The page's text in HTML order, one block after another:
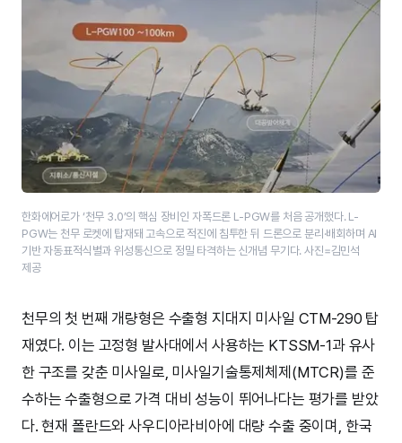
한화에어로가 ‘천무 3.0’의 핵심 장비인 자폭드론 L-PGW를 처음 공개했다. L-
PGW는 천무 로켓에 탑재돼 고속으로 적진에 침투한 뒤 드론으로 분리·배회하며 AI
기반 자동표적식별과 위성통신으로 정밀 타격하는 신개념 무기다. 사진=김민석
제공
천무의 첫 번째 개량형은 수출형 지대지 미사일 CTM-290 탑
재였다. 이는 고정형 발사대에서 사용하는 KTSSM-1과 유사
한 구조를 갖춘 미사일로, 미사일기술통제체제(MTCR)를 준
수하는 수출형으로 가격 대비 성능이 뛰어나다는 평가를 받았
다. 현재 폴란드와 사우디아라비아에 대량 수출 중이며, 한국